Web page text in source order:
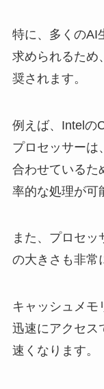
特に、多くのAI
求められるため
奨されます。
例えば、Intelの
プロセッサーは
合わせているた
率的な処理が可
また、プロセッ
の大きさも非常
キャッシュメモ
迅速にアクセス
速くなります。